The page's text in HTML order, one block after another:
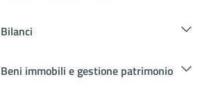
Bilanci
Beni immobili e gestione patrimonio